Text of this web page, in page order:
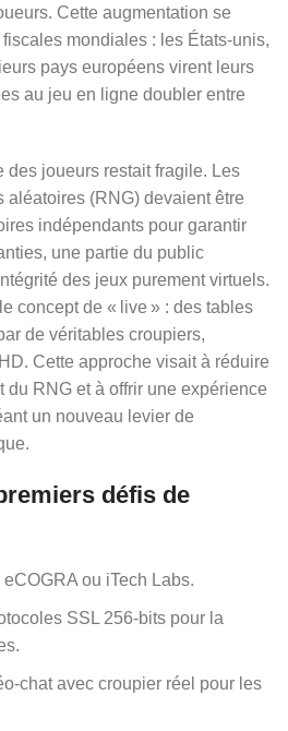
Cette augmentation se
mondiales : les États‑unis,
pays européens virent leurs
au jeu en ligne doubler entre
des joueurs restait fragile. Les
aléatoires (RNG) devaient être
indépendants pour garantir
une partie du public
des jeux purement virtuels.
concept de « live » : des tables
de véritables croupiers,
Cette approche visait à réduire
du RNG et à offrir une expérience
un nouveau levier de
défis de
ou iTech Labs.
SSL 256‑bits pour la
avec croupier réel pour les